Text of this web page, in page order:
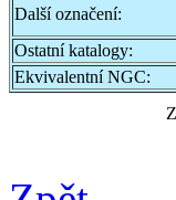
Další označení:
Ostatní katalogy:
Ekvivalentní NGC: